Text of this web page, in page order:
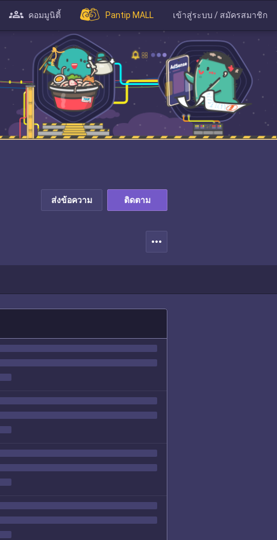
คอมมูนิตี้ Pantip MALL เข้าสู่ระบบ / สมัครสมาชิก
ส่งข้อความ ติดตาม
more_horiz